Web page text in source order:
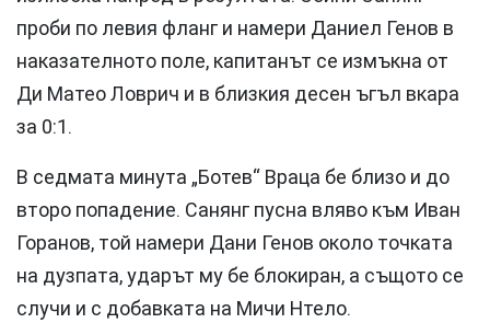
проби по левия фланг и намери Даниел Генов в
наказателното поле, капитанът се измъкна от
Ди Матео Ловрич и в близкия десен ъгъл вкара
за 0:1.
В седмата минута „Ботев“ Враца бе близо и до
второ попадение. Санянг пусна вляво към Иван
Горанов, той намери Дани Генов около точката
на дузпата, ударът му бе блокиран, а същото се
случи и с добавката на Мичи Нтело.